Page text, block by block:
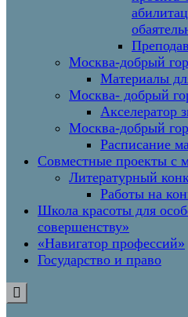
Москва-добрый
Материалы
Москва- добрый
Акселератор
Москва-добрый
Расписание
Совместные проекты с
Литературный
Работы на
Школа красоты для
совершенству»
«Навигатор профессий»
Государство и право